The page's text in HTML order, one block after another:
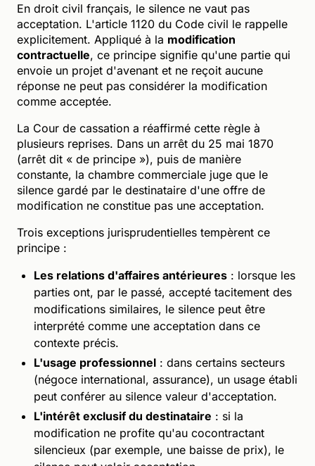
En droit civil français, le silence ne vaut pas
acceptation. L'article 1120 du Code civil le rappelle
explicitement. Appliqué à la modification
contractuelle, ce principe signifie qu'une partie qui
envoie un projet d'avenant et ne reçoit aucune
réponse ne peut pas considérer la modification
comme acceptée.
La Cour de cassation a réaffirmé cette règle à
plusieurs reprises. Dans un arrêt du 25 mai 1870
(arrêt dit « de principe »), puis de manière
constante, la chambre commerciale juge que le
silence gardé par le destinataire d'une offre de
modification ne constitue pas une acceptation.
Trois exceptions jurisprudentielles tempèrent ce
principe :
Les relations d'affaires antérieures : lorsque les
parties ont, par le passé, accepté tacitement des
modifications similaires, le silence peut être
interprété comme une acceptation dans ce
contexte précis.
L'usage professionnel : dans certains secteurs
(négoce international, assurance), un usage établi
peut conférer au silence valeur d'acceptation.
L'intérêt exclusif du destinataire : si la
modification ne profite qu'au cocontractant
silencieux (par exemple, une baisse de prix), le